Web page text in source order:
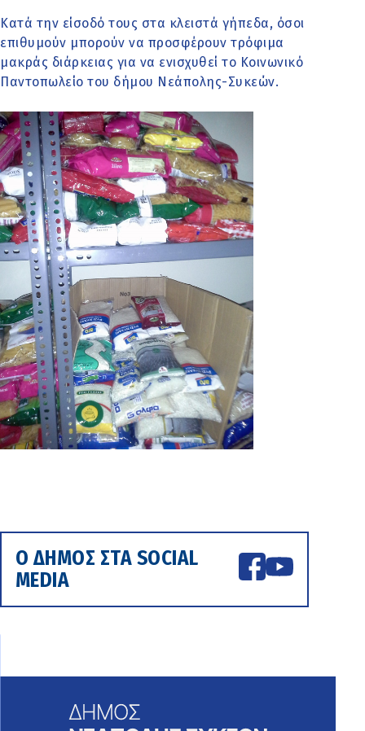
Κατά την είσοδό τους στα κλειστά γήπεδα, όσοι
επιθυμούν μπορούν να προσφέρουν τρόφιμα
μακράς διάρκειας για να ενισχυθεί το Κοινωνικό
Παντοπωλείο του δήμου Νεάπολης-Συκεών.
Ο ΔΗΜΟΣ ΣΤΑ SOCIAL
MEDIA